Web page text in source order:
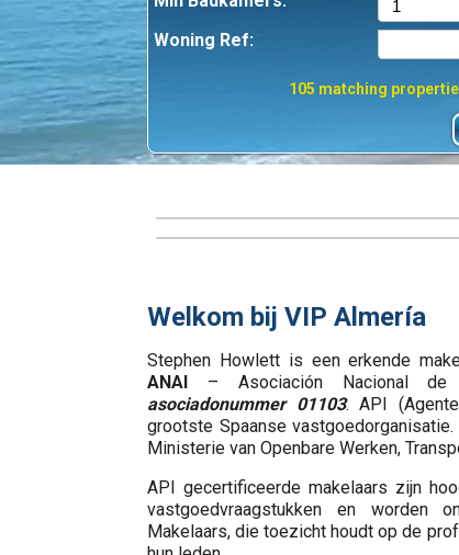
Woning Ref:
105 matching
Nieuwe artikelen
gemaakt -infrastructuur - Kaarten en
Welkom bij VIP Almería
Stephen Howlett is een erkende
ANAI – Asociación Nacional de
asociadonummer 01103. API
grootste Spaanse
Ministerie van Openbare Werken,
API gecertificeerde makelaars zijn
vastgoedvraagstukken en worden
Makelaars, die toezicht houdt op de